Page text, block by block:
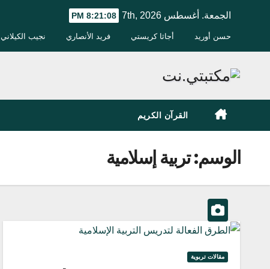
الجمعة. أغسطس 7th, 2026 8:21:09 PM
حسن أوريد أجاثا كريستي فريد الأنصاري نجيب الكيلاني
القرآن الكريم
الوسم:تربية إسلامية
مقالات تربوية